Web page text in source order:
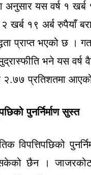
अनुसार यस वर्ष १ खर्ब
२ खर्ब १९ अर्ब रुपैयाँ
प्राप्त भएको छ ।
भने यस वर्ष
२.७७ प्रतिशतमा
पुनर्निर्माण सुस्त
विपत्तिपछिको
छैन ।